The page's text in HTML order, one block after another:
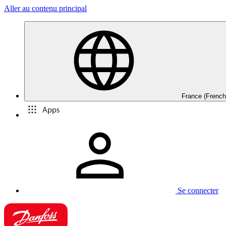
Aller au contenu principal
France
Apps
Se connecter